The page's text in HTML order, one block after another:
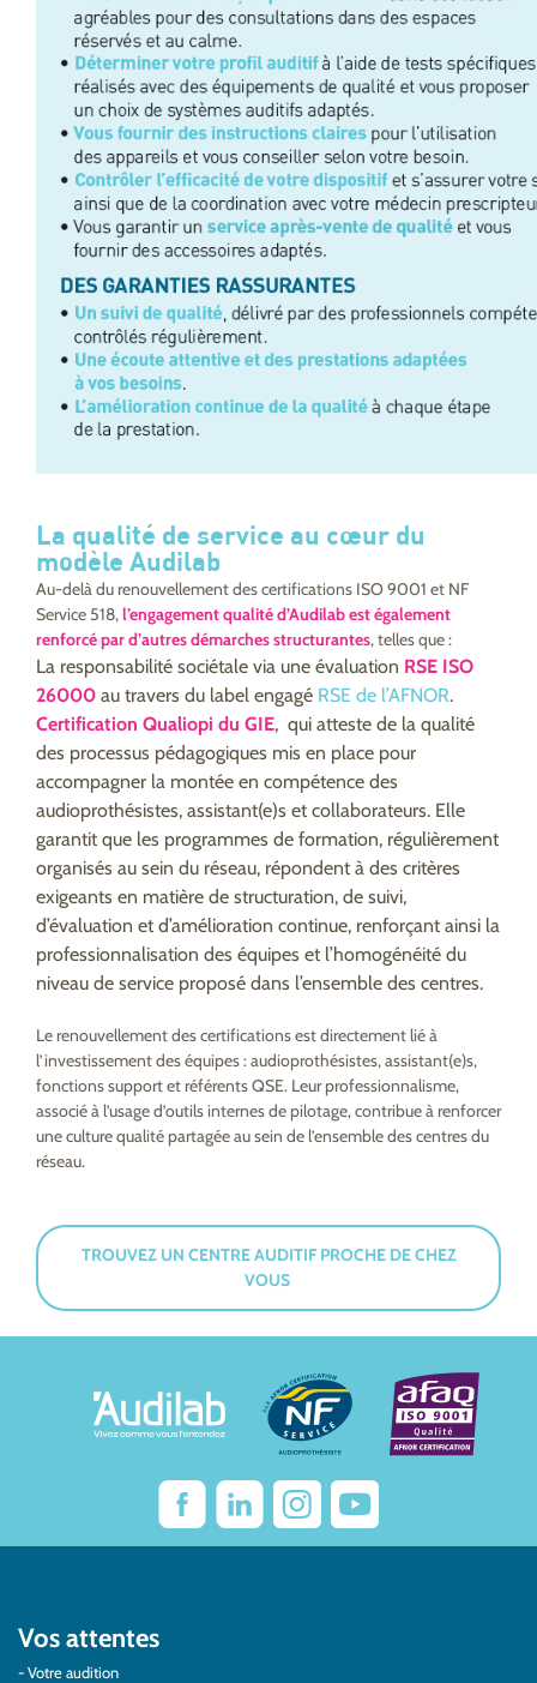
La qualité de service au cœur du
modèle Audilab
Au-delà du renouvellement des certifications ISO 9001 et NF
Service 518,l’engagement qualité d’Audilab est également
renforcé par d’autres démarches structurantes, telles que :
La responsabilité sociétale via une évaluation RSE ISO
26000 au travers du label engagé RSE de l’AFNOR.
Certification Qualiopi du GIE, qui atteste de la qualité
des processus pédagogiques mis en place pour
accompagner la montée en compétence des
audioprothésistes, assistant(e)s et collaborateurs. Elle
garantit que les programmes de formation, régulièrement
organisés au sein du réseau, répondent à des critères
exigeants en matière de structuration, de suivi,
d’évaluation et d’amélioration continue, renforçant ainsi la
professionnalisation des équipes et l’homogénéité du
niveau de service proposé dans l’ensemble des centres.
Le renouvellement des certifications est directement lié à
l’investissement des équipes : audioprothésistes, assistant(e)s,
fonctions support et référents QSE. Leur professionnalisme,
associé à l’usage d’outils internes de pilotage, contribue à renforcer
une culture qualité partagée au sein de l’ensemble des centres du
réseau.
TROUVEZ UN CENTRE AUDITIF PROCHE DE CHEZ
VOUS
Vos attentes
Votre audition